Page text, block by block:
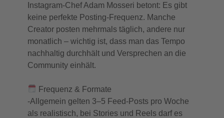
Instagram-Chef Adam Mosseri betont: Es gibt
keine perfekte Posting-Frequenz. Manche
Creator posten mehrmals täglich, andere nur
monatlich – wichtig ist, dass man das Tempo
nachhaltig durchhält und Versprechen an die
Community einhält.
Frequenz & Formate
-Allgemein gelten 3–5 Feed-Posts pro Woche
als realistisch, bei Stories und Reels darf es